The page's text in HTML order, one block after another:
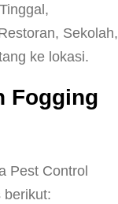
Sekolah,
ke lokasi.
Fogging
Pest Control
berikut: